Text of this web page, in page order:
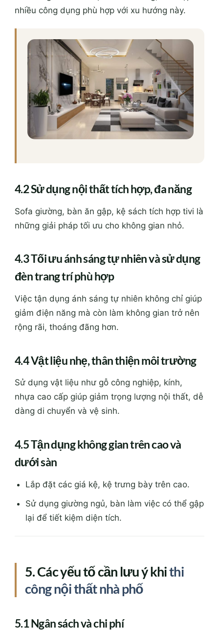
nhiều công dụng phù hợp với xu hướng này.
4.2 Sử dụng nội thất tích hợp, đa năng
Sofa giường, bàn ăn gập, kệ sách tích hợp tivi là
những giải pháp tối ưu cho không gian nhỏ.
4.3 Tối ưu ánh sáng tự nhiên và sử dụng
đèn trang trí phù hợp
Việc tận dụng ánh sáng tự nhiên không chỉ giúp
giảm điện năng mà còn làm không gian trở nên
rộng rãi, thoáng đãng hơn.
4.4 Vật liệu nhẹ, thân thiện môi trường
Sử dụng vật liệu như gỗ công nghiệp, kính,
nhựa cao cấp giúp giảm trọng lượng nội thất, dễ
dàng di chuyển và vệ sinh.
4.5 Tận dụng không gian trên cao và
dưới sàn
Lắp đặt các giá kệ, kệ trưng bày trên cao.
Sử dụng giường ngủ, bàn làm việc có thể gập
lại để tiết kiệm diện tích.
5. Các yếu tố cần lưu ý khithi
công nội thất nhà phố
5.1 Ngân sách và chi phí